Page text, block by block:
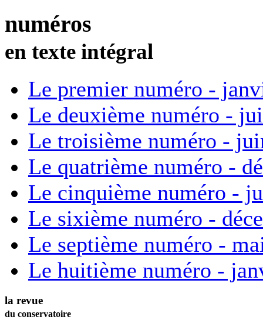
numéros
en texte intégral
Le premier numéro -
Le deuxième numéro -
Le troisième numéro -
Le quatrième numéro -
Le cinquième numéro -
Le sixième numéro -
Le septième numéro -
Le huitième numéro -
la revue
du conservatoire